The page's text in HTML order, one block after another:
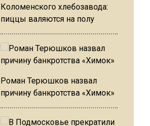
Коломенского хлебозавода:
пиццы валяются на полу
Роман Терюшков назвал
причину банкротства «Химок»